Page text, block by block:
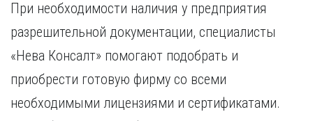
При необходимости наличия у предприятия
разрешительной документации, специалисты
«Нева Консалт» помогают подобрать и
приобрести готовую фирму со всеми
необходимыми лицензиями и сертификатами.